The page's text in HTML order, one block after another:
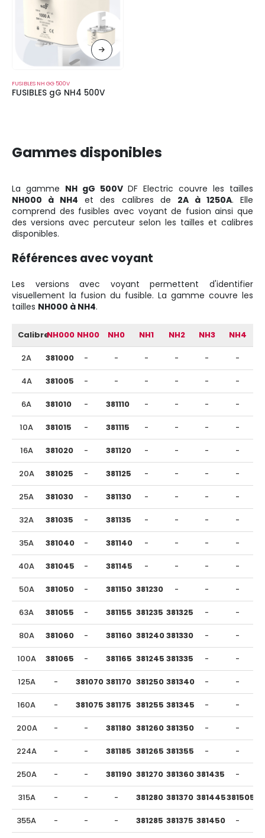
FUSIBLES NH GG 500V
FUSIBLES gG NH4 500V
Gammes disponibles
La gamme NH gG 500VDF Electric couvre les tailles
NH000 à NH4 et des calibres de 2A à 1250A. Elle
comprend des fusibles avec voyant de fusion ainsi que
des versions avec percuteur selon les tailles et calibres
disponibles.
Références avec voyant
Les versions avec voyant permettent d'identifier
visuellement la fusion du fusible. La gamme couvre les
tailles NH000 à NH4.
CalibreNH000 NH00 NH0 NH1 NH2 NH3 NH4
2A 381000 - - - - - -
4A 381005 - - - - - -
6A 381010 - 381110 - - - -
10A 381015 - 381115 - - - -
16A 381020 - 381120 - - - -
20A 381025 - 381125 - - - -
25A 381030 - 381130 - - - -
32A 381035 - 381135 - - - -
35A 381040 - 381140 - - - -
40A 381045 - 381145 - - - -
50A 381050 - 381150 381230 - - -
63A 381055 - 381155 381235 381325 - -
80A 381060 - 381160 381240381330 - -
100A 381065 - 381165 381245 381335 - -
125A - 381070 381170 381250 381340 - -
160A - 381075 381175 381255 381345 - -
200A - - 381180 381260 381350 - -
224A - - 381185 381265 381355 - -
250A - - 381190 381270 381360 381435 -
315A - - - 381280 381370 381445381505
355A - - - 381285 381375 381450 -